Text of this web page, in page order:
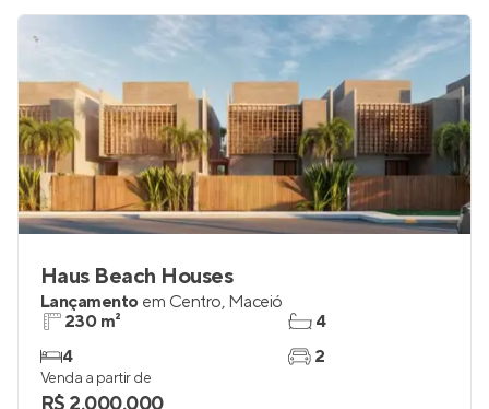
Haus Beach Houses
Lançamento em Centro, Maceió
230 m²
4
4
2
Venda a partir de